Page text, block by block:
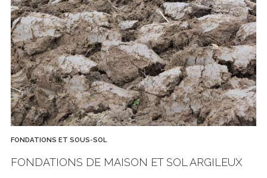
FONDATIONS ET SOUS-SOL
FONDATIONS DE MAISON ET SOL ARGILEUX